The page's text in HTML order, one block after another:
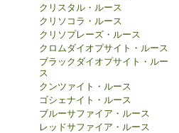
クリスタル・ルース
クリソコラ・ルース
クリソプレーズ・ルース
クロムダイオプサイト・ルース
ブラックダイオプサイト・ルー
ス
クンツァイト・ルース
ゴシェナイト・ルース
ブルーサファイア・ルース
レッドサファイア・ルース